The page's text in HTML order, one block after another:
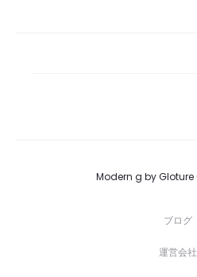
Modern g by
ブログ
運営会社